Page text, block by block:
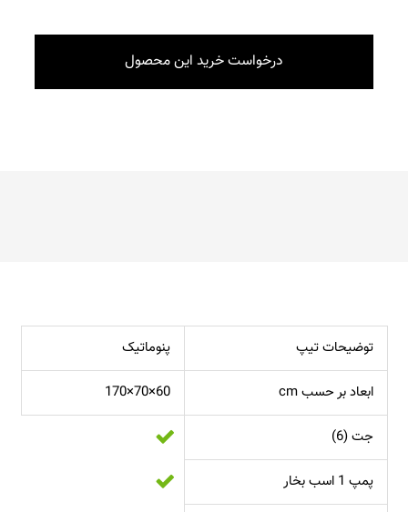
توضیحات تیپ پنوماتیک
ابعاد بر حسب cm 60×70×170
جت (6)
پمپ 1 اسب بخار